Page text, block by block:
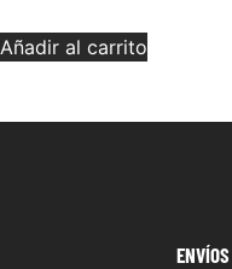
Añadir al carrito
ENVÍOS